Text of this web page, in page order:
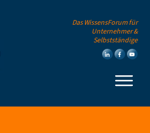
Das WissensForum für
Unternehmer &
Selbstständige